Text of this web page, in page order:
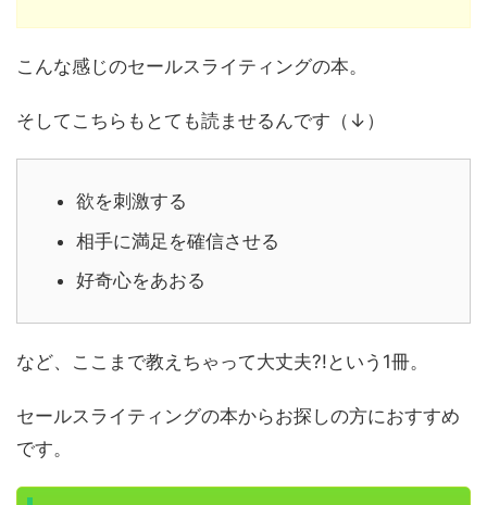
こんな感じのセールスライティングの本。
そしてこちらもとても読ませるんです（↓）
欲を刺激する
相手に満足を確信させる
好奇心をあおる
など、ここまで教えちゃって大丈夫?!という1冊。
セールスライティングの本からお探しの方におすすめ
です。